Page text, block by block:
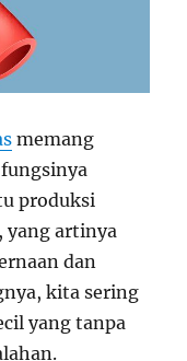
memang
produksi
yang artinya
dan
kita sering
yang tanpa